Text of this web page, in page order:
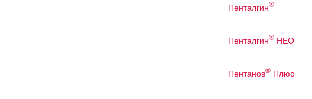
Пенталгин®
Пенталгин®НЕО
Пентанов®Плюс